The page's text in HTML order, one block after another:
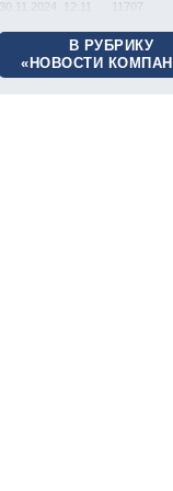
30.11.2024 12:11 11707
В РУБРИКУ
«НОВОСТИ